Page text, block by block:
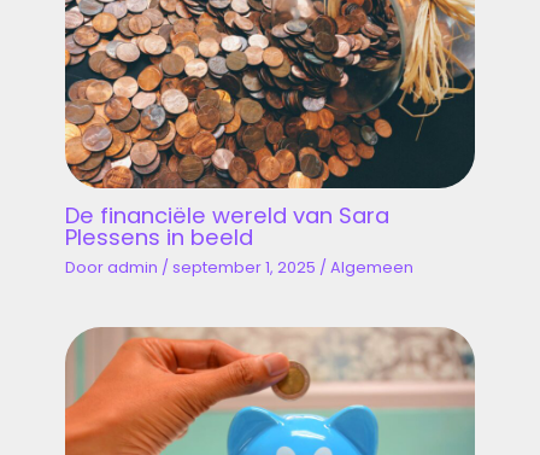
De financiële wereld van Sara
Plessens in beeld
Dooradmin /september 1, 2025 /Algemeen